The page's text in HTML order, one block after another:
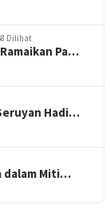
Dilihat
Pa…
Hadi…
dalam Miti…